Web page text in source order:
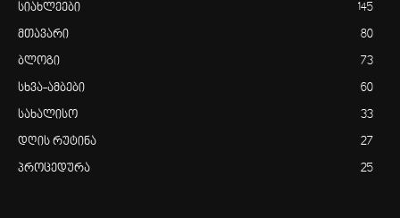
სიახლეები 145
მთავარი 80
ბლოგი 73
სხვა-ამბები 60
სახალისო 33
დღის რუტინა 27
პროცედურა 25